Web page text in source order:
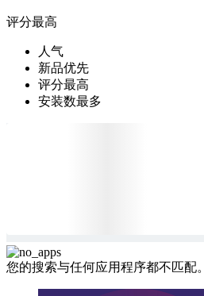
评分最高
人气
新品优先
评分最高
安装数最多
您的搜索与任何应用程序都不匹配。